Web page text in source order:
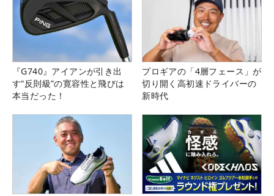
『G740』アイアンが引き出
す“反則級”の寛容性と飛びは
本当だった！
プロギアの「4層フェース」が
切り開く高初速ドライバーの
新時代